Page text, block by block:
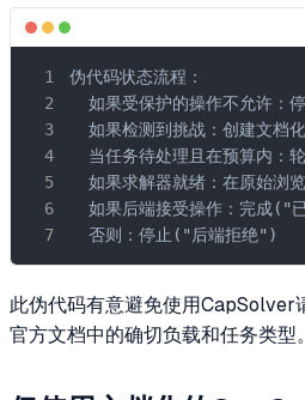
伪代码状态流程：
如果受保护的操作不允许：
如果检测到挑战：创建文档
当任务待处理且在预算内：
如果求解器就绪：在原始浏
如果后端接受操作：完成("
  否则：停止("后端拒绝")
此伪代码有意避免使用CapSolver
官方文档中的确切负载和任务类型。